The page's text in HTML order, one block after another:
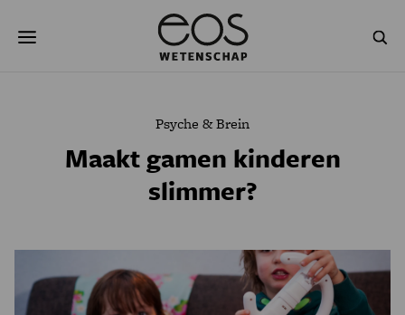
naar
NATUURWETENSCHAPPEN
PODCAST AGENDA
Psyche & Brein
Maakt gamen kinderen
slimmer?